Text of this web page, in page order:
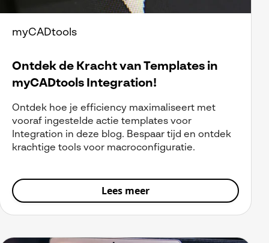
myCADtools
Ontdek de Kracht van Templates in
myCADtools Integration!
Ontdek hoe je efficiency maximaliseert met
vooraf ingestelde actie templates voor
Integration in deze blog. Bespaar tijd en ontdek
krachtige tools voor macroconfiguratie.
Lees meer